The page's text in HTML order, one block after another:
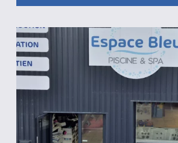
Magasin
Espace
Bleu
Piscine
et
Spa